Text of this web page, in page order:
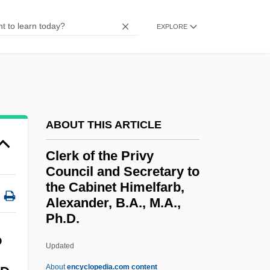
EXPLORE
ABOUT THIS ARTICLE
Clerk of the Privy
Council and Secretary to
the Cabinet Himelfarb,
Alexander, B.A., M.A.,
Ph.D.
Updated
Aboutencyclopedia.com content
Clerk Assistant (Committees) Lang, Iris M.,
Clérisseau, Charles-Louis
Clerihew
Clerides, Glafkos John
Clerk Of The Privy Council
And Secretary To The
Cabinet Himelfarb,